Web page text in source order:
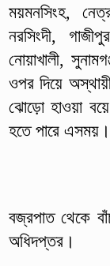
ময়মনসিংহ,
নরসিংদী,
নোয়াখালী,
ওপর দিয়ে
ঝোড়ো হাওয়া
হতে পারে এসময়।
বজ্রপাত থেকে
অধিদপ্তর।